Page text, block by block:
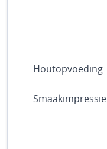
Houtopvoeding
Smaakimpressie